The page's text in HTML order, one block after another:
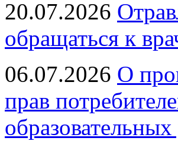
20.07.2026
обращаться к
06.07.2026 О
прав
образовательных